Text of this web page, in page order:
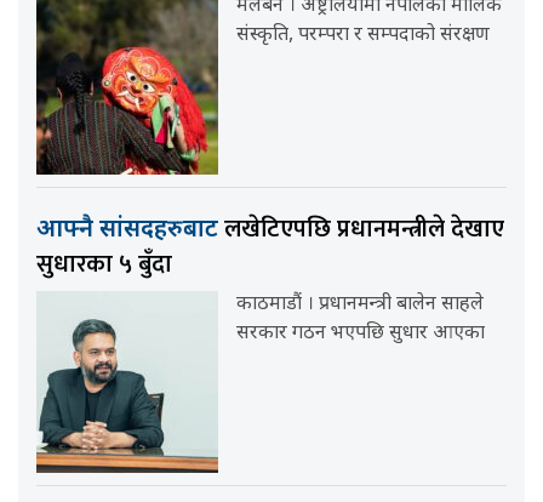
मेलबर्न । अष्ट्रेलियामा नेपालको मौलिक
संस्कृति, परम्परा र सम्पदाको संरक्षण
आफ्नै सांसदहरुबाटलखेटिएपछि प्रधानमन्त्रीले देखाए
सुधारका ५ बुँदा
काठमाडौं । प्रधानमन्त्री बालेन साहले
सरकार गठन भएपछि सुधार आएका